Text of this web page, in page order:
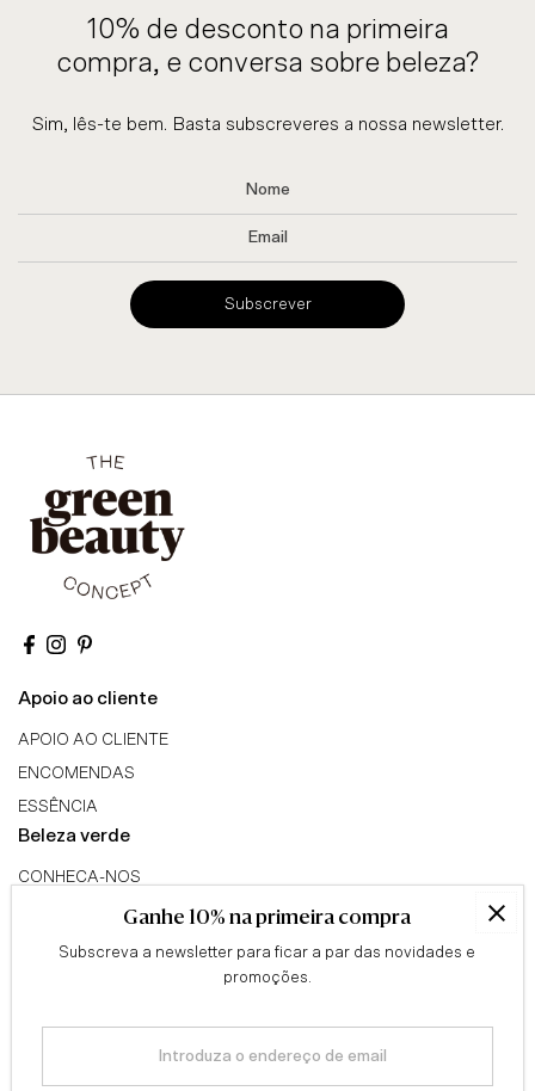
10% de desconto na primeira
compra, e conversa sobre beleza?
Sim, lês-te bem. Basta subscreveres a nossa newsletter.
Subscrever
Apoio ao cliente
APOIO AO CLIENTE
ENCOMENDAS
ESSÊNCIA
Beleza verde
CONHECA-NOS
TRIBO GREEN BEAUTY
PROGRAMA DE AFILIADOS
Ganhe 10% na primeira compra
Subscreva a newsletter para ficar a par das novidades e
promoções.
endereço